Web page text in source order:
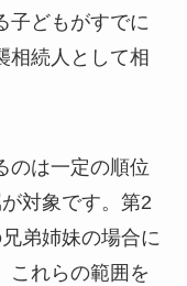
子どもがすでに
相続人として相
のは一定の順位
対象です。第2
弟姉妹の場合に
これらの範囲を